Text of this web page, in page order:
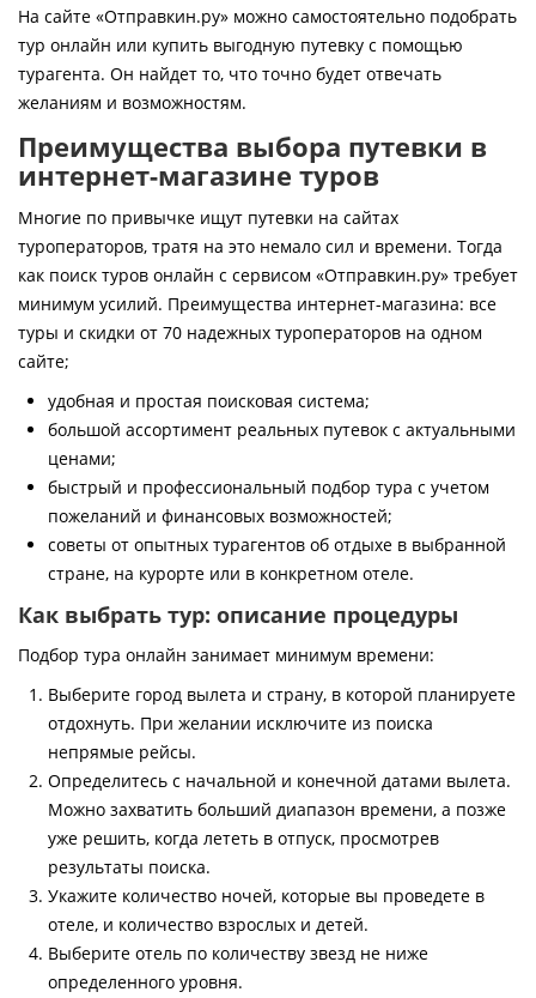
Контакты
На сайте «Отправкин.ру» можно самостоятельно подобрать
тур онлайн или купить выгодную путевку с помощью
турагента. Он найдет то, что точно будет отвечать
желаниям и возможностям.
Преимущества выбора путевки в
интернет-магазине туров
Многие по привычке ищут путевки на сайтах
туроператоров, тратя на это немало сил и времени. Тогда
как поиск туров онлайн с сервисом «Отправкин.ру» требует
минимум усилий. Преимущества интернет-магазина: все
туры и скидки от 70 надежных туроператоров на одном
сайте;
удобная и простая поисковая система;
большой ассортимент реальных путевок с актуальными
ценами;
быстрый и профессиональный подбор тура с учетом
пожеланий и финансовых возможностей;
советы от опытных турагентов об отдыхе в выбранной
стране, на курорте или в конкретном отеле.
Как выбрать тур: описание процедуры
Подбор тура онлайн занимает минимум времени:
Выберите город вылета и страну, в которой планируете
отдохнуть. При желании исключите из поиска
непрямые рейсы.
Определитесь с начальной и конечной датами вылета.
Можно захватить больший диапазон времени, а позже
уже решить, когда лететь в отпуск, просмотрев
результаты поиска.
Укажите количество ночей, которые вы проведете в
отеле, и количество взрослых и детей.
Выберите отель по количеству звезд не ниже
определенного уровня.